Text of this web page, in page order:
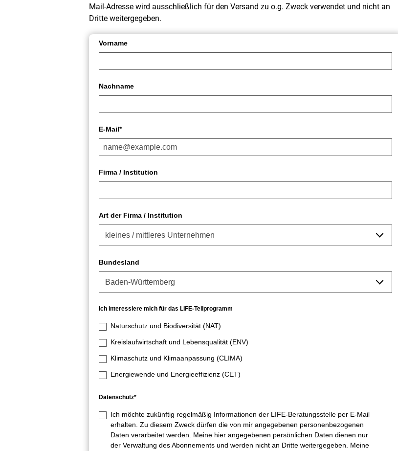
Mail-Adresse wird ausschließlich für den Versand zu o.g. Zweck verwendet und nicht an
Dritte weitergegeben.
Vorname
Nachname
E-Mail*
Firma / Institution
Art der Firma / Institution
Bundesland
Ich interessiere mich für das LIFE-Teilprogramm
Naturschutz und Biodiversität (NAT)
Kreislaufwirtschaft und Lebensqualität (ENV)
Klimaschutz und Klimaanpassung (CLIMA)
Energiewende und Energieeffizienz (CET)
Datenschutz*
Ich möchte zukünftig regelmäßig Informationen der LIFE-Beratungsstelle per E-Mail
erhalten. Zu diesem Zweck dürfen die von mir angegebenen personenbezogenen
Daten verarbeitet werden. Meine hier angegebenen persönlichen Daten dienen nur
der Verwaltung des Abonnements und werden nicht an Dritte weitergegeben. Meine